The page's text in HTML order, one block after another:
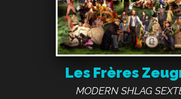
Les Frères
MODERN SHLAG